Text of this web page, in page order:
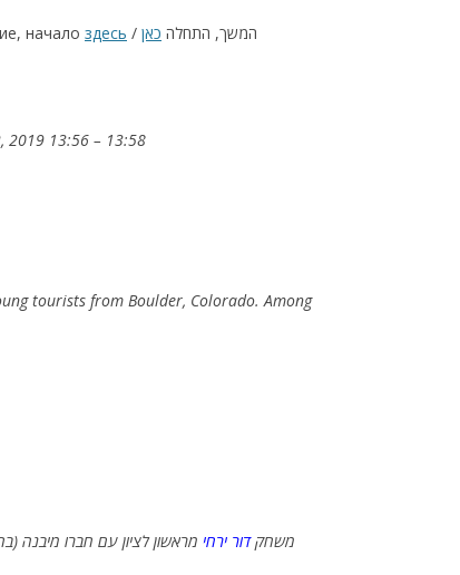
В
КТО КОГО ИЩЕТ
начало здесь / המשך, התחלה כאן
– 13:58
tourists from Boulder, Colorado. Аmong
(משחקדור ירחי מראשון לציון עם חברו מיבנה